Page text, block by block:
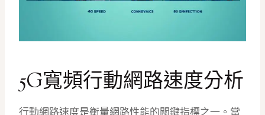
5G寬頻行動網路速度分析
行動網路速度是衡量網路性能的關鍵指標之一。當